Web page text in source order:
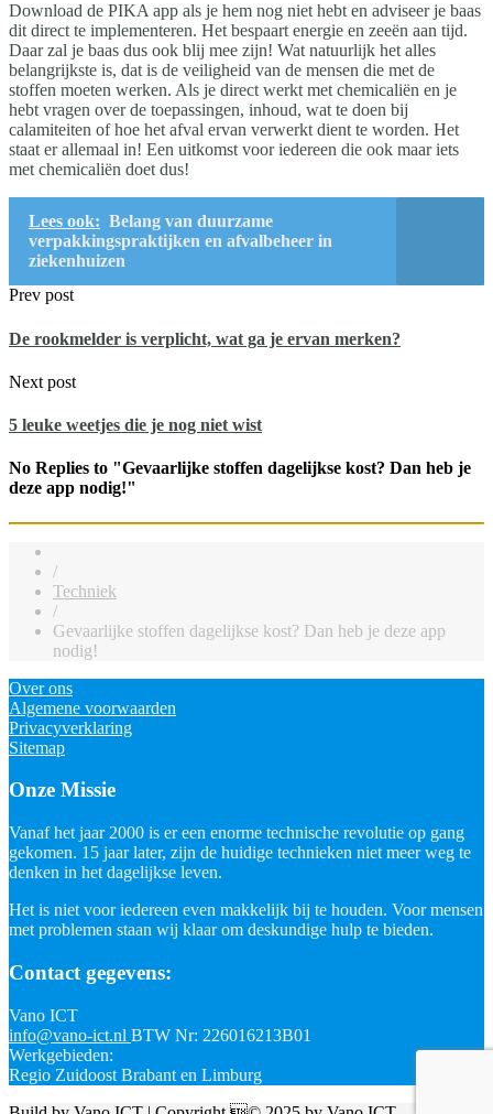
Download de PIKA app als je hem nog niet hebt en adviseer je baas
dit direct te implementeren. Het bespaart energie en zeeën aan tijd.
Daar zal je baas dus ook blij mee zijn! Wat natuurlijk het alles
belangrijkste is, dat is de veiligheid van de mensen die met de
stoffen moeten werken. Als je direct werkt met chemicaliën en je
hebt vragen over de toepassingen, inhoud, wat te doen bij
calamiteiten of hoe het afval ervan verwerkt dient te worden. Het
staat er allemaal in! Een uitkomst voor iedereen die ook maar iets
met chemicaliën doet dus!
Lees ook: Belang van duurzame
verpakkingspraktijken en afvalbeheer in
ziekenhuizen
Prev post
De rookmelder is verplicht, wat ga je ervan merken?
Next post
5 leuke weetjes die je nog niet wist
No Replies to "Gevaarlijke stoffen dagelijkse kost? Dan heb je
deze app nodig!"
/
Techniek
/
Gevaarlijke stoffen dagelijkse kost? Dan heb je deze app
nodig!
Over ons
Algemene voorwaarden
Privacyverklaring
Sitemap
Onze Missie
Vanaf het jaar 2000 is er een enorme technische revolutie op gang
gekomen. 15 jaar later, zijn de huidige technieken niet meer weg te
denken in het dagelijkse leven.
Het is niet voor iedereen even makkelijk bij te houden. Voor mensen
met problemen staan wij klaar om deskundige hulp te bieden.
Contact gegevens:
Vano ICT
info@vano-ict.nl BTW Nr: 226016213B01
Werkgebieden:
Regio Zuidoost Brabant en Limburg